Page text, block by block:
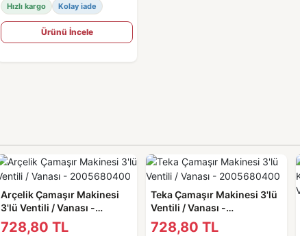
Hızlı kargo Kolay iade
Ürünü İncele
Arçelik Çamaşır Makinesi
3'lü Ventili / Vanası -
2005680400
728,80 TL
Teka Çamaşır Makinesi 3'lü
Ventili / Vanası -
2005680400
728,80 TL